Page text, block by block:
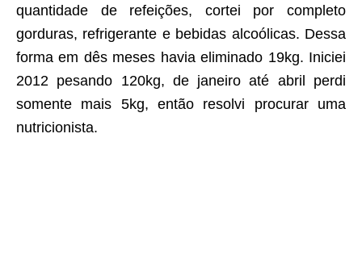
quantidade de refeições, cortei por completo
gorduras, refrigerante e bebidas alcoólicas. Dessa
forma em dês meses havia eliminado 19kg. Iniciei
2012 pesando 120kg, de janeiro até abril perdi
somente mais 5kg, então resolvi procurar uma
nutricionista.